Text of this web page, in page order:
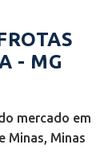
- MG
mercado em
Minas, Minas